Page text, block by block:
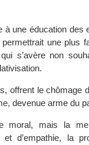
à une éducation
une plus
s’avère non
offrent le chômage
devenue arme du
moral, mais la
d’empathie, la